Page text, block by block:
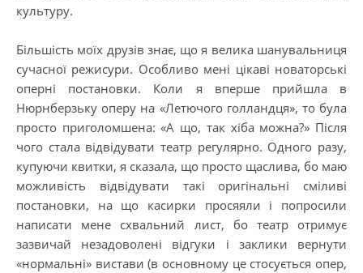
культуру.
Більшість моїх друзів знає, що я велика шанувальниця
сучасної режисури. Особливо мені цікаві новаторські
оперні постановки. Коли я вперше прийшла в
Нюрнберзьку оперу на «Летючого голландця», то була
просто приголомшена: «А що, так хіба можна?» Після
чого стала відвідувати театр регулярно. Одного разу,
купуючи квитки, я сказала, що просто щаслива, бо маю
можливість відвідувати такі оригінальні сміливі
постановки, на що касирки просяяли і попросили
написати мене схвальний лист, бо театр отримує
зазвичай незадоволені відгуки і заклики вернути
«нормальні» вистави (в основному це стосується опер,